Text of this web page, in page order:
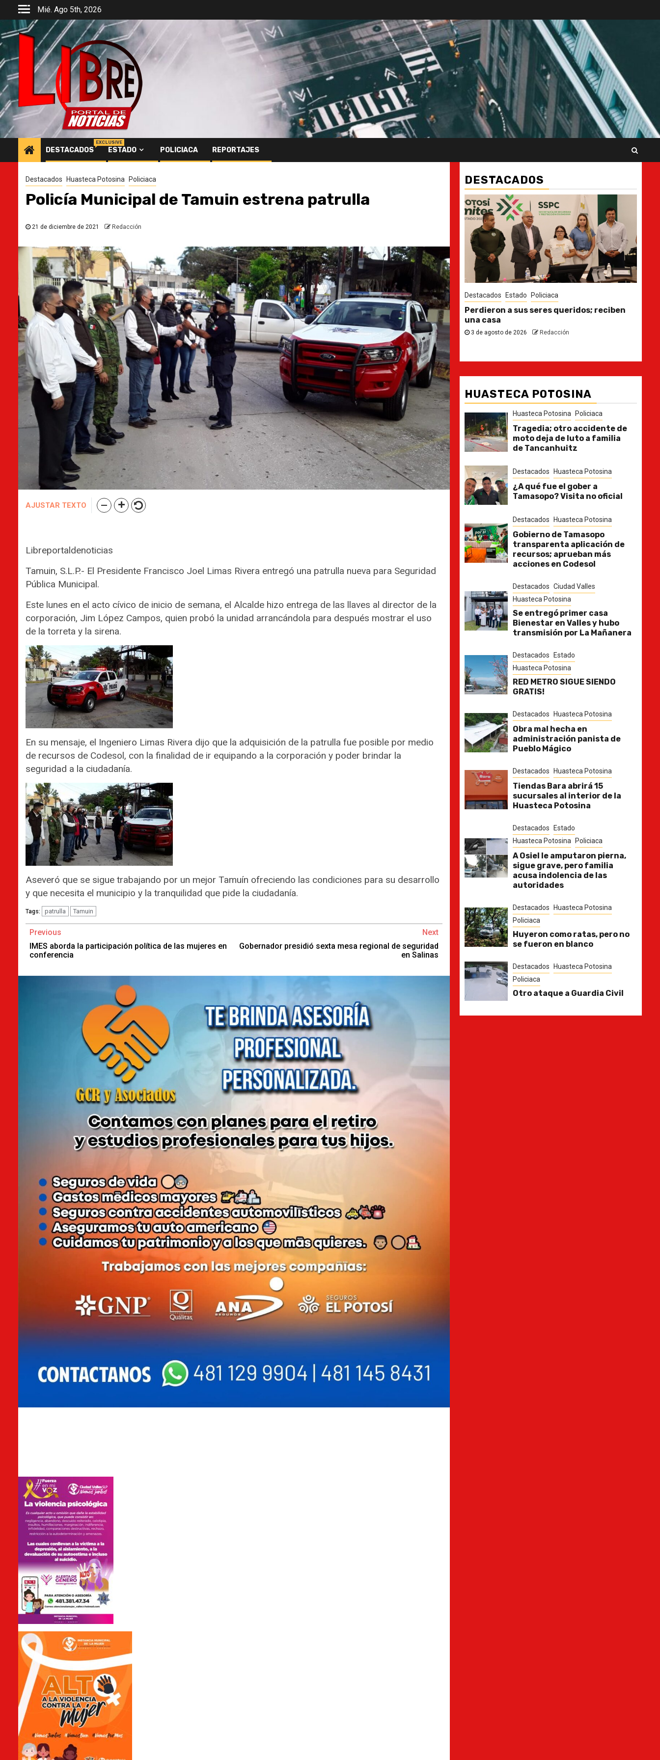
Saltar
contenido
Mié. Ago 5th, 2026
DESTACADOS
EXCLUSIVE
ESTADO POLICIACA REPORTAJES
Destacados Huasteca Potosina Policiaca
Policía Municipal de Tamuin estrena patrulla
21 de diciembre de 2021 Redacción
AJUSTAR TEXTO
Libreportaldenoticias
Tamuin, S.L.P.- El Presidente Francisco Joel Limas Rivera entregó una patrulla nueva para Seguridad
Pública Municipal.
Este lunes en el acto cívico de inicio de semana, el Alcalde hizo entrega de las llaves al director de la
corporación, Jim López Campos, quien probó la unidad arrancándola para después mostrar el uso
de la torreta y la sirena.
En su mensaje, el Ingeniero Limas Rivera dijo que la adquisición de la patrulla fue posible por medio
de recursos de Codesol, con la finalidad de ir equipando a la corporación y poder brindar la
seguridad a la ciudadanía.
Aseveró que se sigue trabajando por un mejor Tamuín ofreciendo las condiciones para su desarrollo
y que necesita el municipio y la tranquilidad que pide la ciudadanía.
Tags: patrulla Tamuin
Continue
Reading
Previous
IMES aborda la participación política de las mujeres en
conferencia
Next
Gobernador presidió sexta mesa regional de seguridad
en Salinas
DESTACADOS
Destacados Huasteca Potosina
¿A qué fue el gober a Tamasopo? Visita no
oficial
17 de julio de 2026 Redacción
Destacados Estado
Quinto año de gobierno de carreteras,
transporte y otros proyectos de impacto
en SLP
4 de agosto de 2026 Redacción
Destacados Estado Policiaca
Perdieron a sus seres queridos; reciben
una casa
3 de agosto de 2026 Redacción
HUASTECA POTOSINA
Huasteca Potosina Policiaca
Tragedia; otro accidente de
moto deja de luto a familia
de Tancanhuitz
Destacados Huasteca Potosina
¿A qué fue el gober a
Tamasopo? Visita no oficial
Destacados Huasteca Potosina
Gobierno de Tamasopo
transparenta aplicación de
recursos; aprueban más
acciones en Codesol
Destacados Ciudad Valles
Huasteca Potosina
Se entregó primer casa
Bienestar en Valles y hubo
transmisión por La Mañanera
Destacados
Estado
Huasteca Potosina
RED METRO SIGUE SIENDO
GRATIS!
Destacados Huasteca Potosina
Obra mal hecha en
administración panista de
Pueblo Mágico
Destacados Huasteca Potosina
Tiendas Bara abrirá 15
sucursales al interior de la
Huasteca Potosina
Destacados
Estado
Huasteca Potosina
Policiaca
A Osiel le amputaron pierna,
sigue grave, pero familia
acusa indolencia de las
autoridades
Destacados
Huasteca Potosina
Policiaca
Huyeron como ratas, pero no
se fueron en blanco
Destacados
Huasteca Potosina
Policiaca
Otro ataque a Guardia Civil